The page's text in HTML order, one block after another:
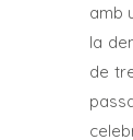
amb
la
de